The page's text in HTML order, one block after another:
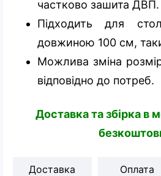
частково зашита ДВП.
Підходить для
довжиною 100 см,
Можлива зміна
відповідно до потреб.
Доставка та збірка в
Доставка Оплата